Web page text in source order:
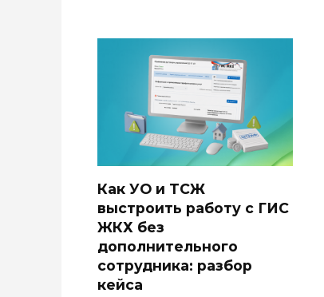
Как УО и ТСЖ
выстроить работу с ГИС
ЖКХ без
дополнительного
сотрудника: разбор
кейса